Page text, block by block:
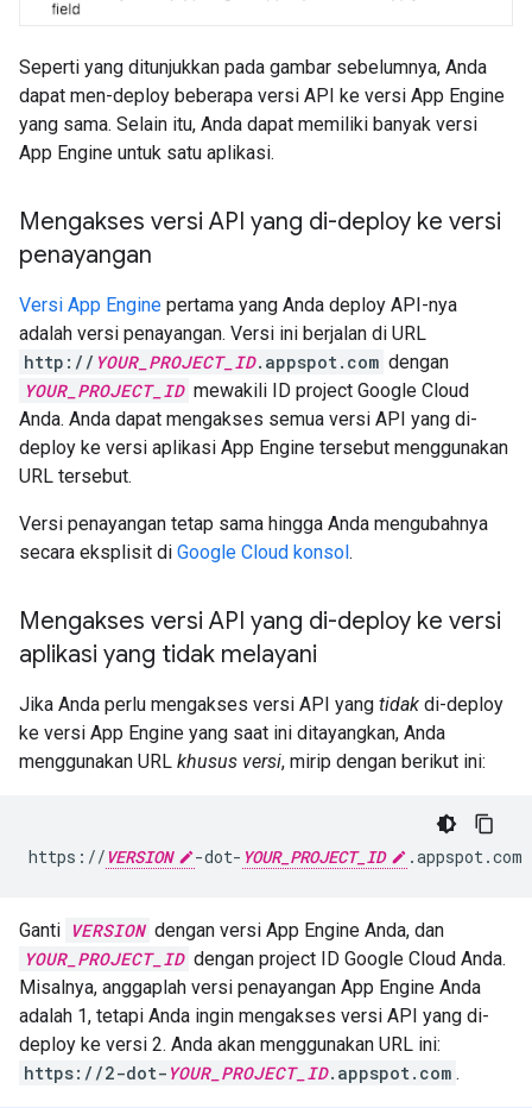
Seperti yang ditunjukkan pada gambar sebelumnya, Anda
dapat men-deploy beberapa versi API ke versi App Engine
yang sama. Selain itu, Anda dapat memiliki banyak versi
App Engine untuk satu aplikasi.
Mengakses versi API yang di-deploy ke versi
penayangan
Versi App Engine pertama yang Anda deploy API-nya
adalah versi penayangan. Versi ini berjalan di URL
http:// YOUR_PROJECT_ID.appspot.com dengan
YOUR_PROJECT_ID mewakili ID project Google Cloud
Anda. Anda dapat mengakses semua versi API yang di-
deploy ke versi aplikasi App Engine tersebut menggunakan
URL tersebut.
Versi penayangan tetap sama hingga Anda mengubahnya
secara eksplisit di Google Cloud konsol.
Mengakses versi API yang di-deploy ke versi
aplikasi yang tidak melayani
Jika Anda perlu mengakses versi API yang tidak di-deploy
ke versi App Engine yang saat ini ditayangkan, Anda
menggunakan URL khusus versi, mirip dengan berikut ini:
https://VERSION -dot- YOUR_PROJECT_ID
Ganti VERSION dengan versi App Engine Anda, dan
YOUR_PROJECT_ID dengan project ID Google Cloud Anda.
Misalnya, anggaplah versi penayangan App Engine Anda
adalah 1, tetapi Anda ingin mengakses versi API yang di-
deploy ke versi 2. Anda akan menggunakan URL ini:
https://2-dot- YOUR_PROJECT_ID.appspot.com .